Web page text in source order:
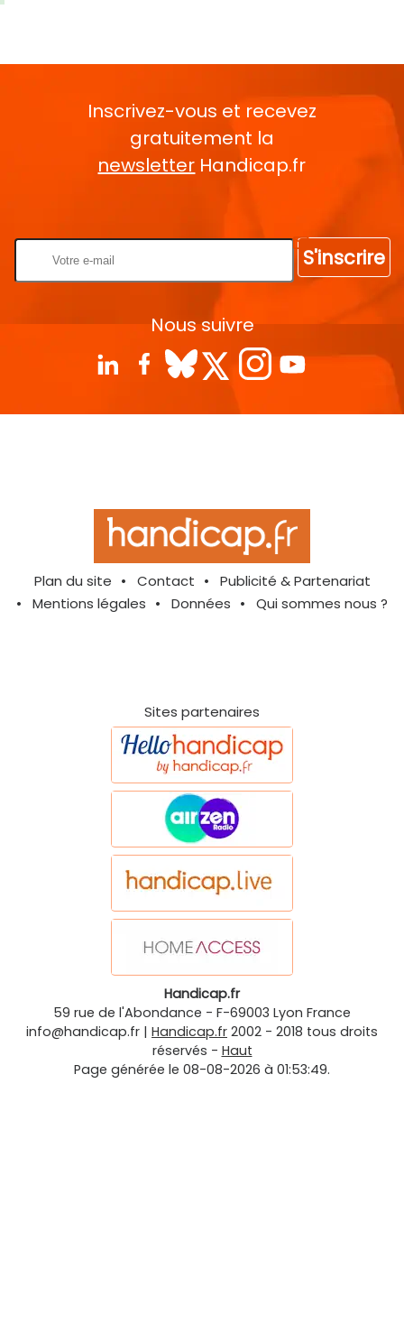
Inscrivez-vous et recevez
gratuitement la
newsletter Handicap.fr
S'inscrire
Nous suivre
Plan du site Contact
Publicité & Partenariat
Mentions légales
Données Qui sommes nous ?
Sites partenaires
Handicap.fr
59 rue de l'Abondance - F-69003 Lyon France
info@handicap.fr | Handicap.fr 2002 - 2018 tous droits
réservés - Haut
Page générée le 08-08-2026 à 01:53:49.